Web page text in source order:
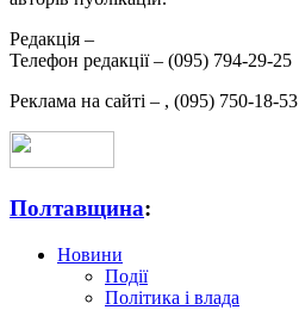
Редакція –
Телефон редакції – (095) 794-29-25
Реклама на сайті – , (095) 750-18-53
Полтавщина:
Новини
Події
Політика і влада